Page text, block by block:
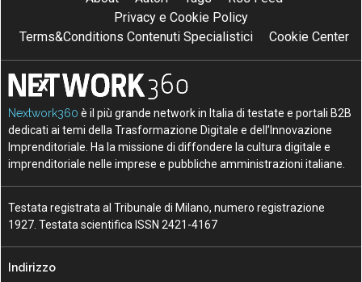
Privacy e Cookie Policy
Terms&Conditions Contenuti Specialistici
Cookie Center
Nextwork360 è il più grande network in Italia di testate e portali B2B
dedicati ai temi della Trasformazione Digitale e dell’Innovazione
Imprenditoriale. Ha la missione di diffondere la cultura digitale e
imprenditoriale nelle imprese e pubbliche amministrazioni italiane.
Testata registrata al Tribunale di Milano, numero registrazione
1927. Testata scientifica ISSN 2421-4167
Indirizzo